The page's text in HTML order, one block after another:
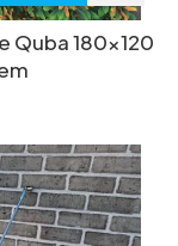
Quba 180x120